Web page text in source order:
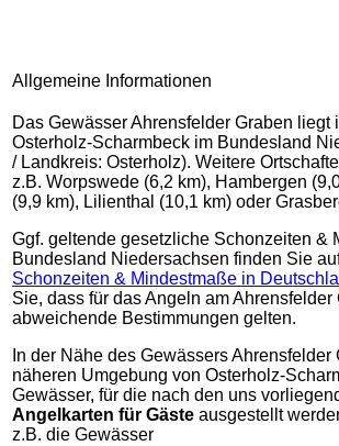
Allgemeine Informationen
Das Gewässer Ahrensfelder Graben liegt
Osterholz-Scharmbeck im Bundesland
/ Landkreis: Osterholz). Weitere
z.B. Worpswede (6,2 km), Hambergen
(9,9 km), Lilienthal (10,1 km) oder
Ggf. geltende gesetzliche Schonzeiten &
Bundesland Niedersachsen finden Sie
Schonzeiten & Mindestmaße in
Sie, dass für das Angeln am Ahrensfelder
abweichende Bestimmungen gelten.
In der Nähe des Gewässers
näheren Umgebung von Osterholz-
Gewässer, für die nach den uns
Angelkarten für Gäste ausgestellt
z.B. die Gewässer